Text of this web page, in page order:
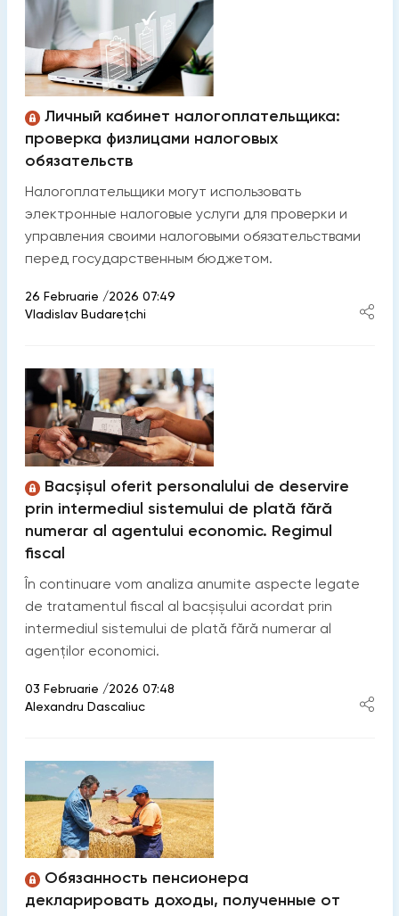
Личный кабинет налогоплательщика:
проверка физлицами налоговых
обязательств
Налогоплательщики могут использовать
электронные налоговые услуги для проверки и
управления своими налоговыми обязательствами
перед государственным бюджетом.
26 Februarie /2026 07:49
Vladislav Budarețchi
Bacșișul oferit personalului de deservire
prin intermediul sistemului de plată fără
numerar al agentului economic. Regimul
fiscal
În continuare vom analiza anumite aspecte legate
de tratamentul fiscal al bacșișului acordat prin
intermediul sistemului de plată fără numerar al
agenților economici.
03 Februarie /2026 07:48
Alexandru Dascaliuc
Обязанность пенсионера
декларировать доходы, полученные от